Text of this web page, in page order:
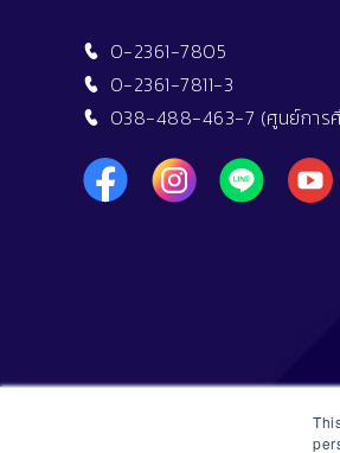
0-2361-7805
0-2361-7811-3
038-488-463-7 (ศูนย์การ